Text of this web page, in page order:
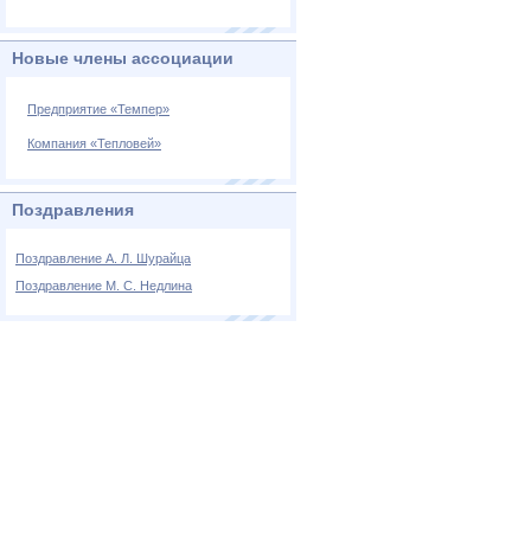
Новые члены ассоциации
Предприятие «Темпер»
Компания «Тепловей»
Поздравления
Поздравление А. Л. Шурайца
Поздравление М. С. Недлина